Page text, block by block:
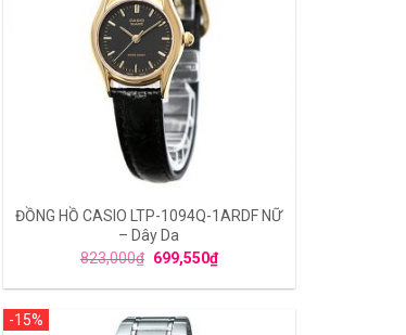
ĐỒNG HỒ CASIO LTP-1094Q-1ARDF NỮ
– Dây Da
823,000₫ 699,550₫
-15%